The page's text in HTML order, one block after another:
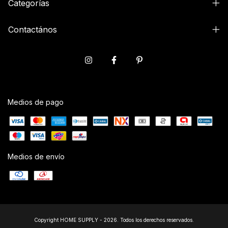
Categorías
Contactános
Medios de pago
Medios de envío
Copyright HOME SUPPLY - 2026. Todos los derechos reservados.